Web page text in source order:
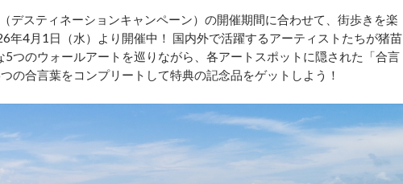
デスティネーションキャンペーン）の開催期間に合わせて、街歩きを楽
年4月1日（水）より開催中！ 国内外で活躍するアーティストたちが猪苗
つのウォールアートを巡りながら、各アートスポットに隠された「合言
の合言葉をコンプリートして特典の記念品をゲットしよう！